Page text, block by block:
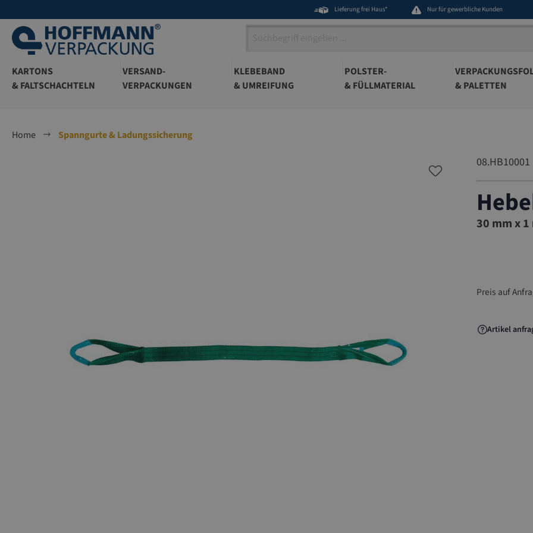
Lieferung frei Haus* Nur für gewerbliche Kunden
KARTONS
& FALTSCHACHTELN
VERSAND-
VERPACKUNGEN
KLEBEBAND
& UMREIFUNG
POLSTER-
& FÜLLMATERIAL
& PALETTEN
Home
Spanngurte & Ladungssicherung
08.HB10001
30 mm x 1
Preis auf
Artikel